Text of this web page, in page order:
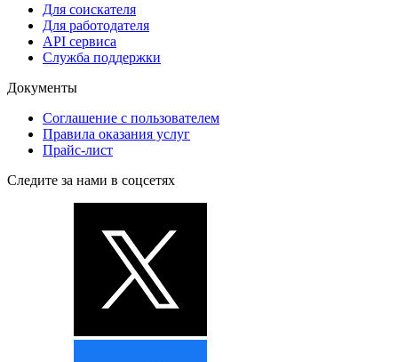
Для соискателя
Для работодателя
API сервиса
Служба поддержки
Документы
Соглашение с пользователем
Правила оказания услуг
Прайс-лист
Следите за нами в соцсетях